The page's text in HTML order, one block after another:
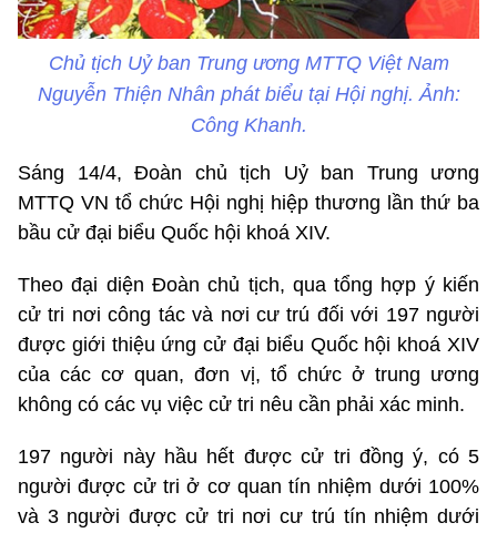
Chủ tịch Uỷ ban Trung ương MTTQ Việt Nam
Nguyễn Thiện Nhân phát biểu tại Hội nghị. Ảnh:
Công Khanh.
Sáng 14/4, Đoàn chủ tịch Uỷ ban Trung ương
MTTQ VN tổ chức Hội nghị hiệp thương lần thứ ba
bầu cử đại biểu Quốc hội khoá XIV.
Theo đại diện Đoàn chủ tịch, qua tổng hợp ý kiến
cử tri nơi công tác và nơi cư trú đối với 197 người
được giới thiệu ứng cử đại biểu Quốc hội khoá XIV
của các cơ quan, đơn vị, tổ chức ở trung ương
không có các vụ việc cử tri nêu cần phải xác minh.
197 người này hầu hết được cử tri đồng ý, có 5
người được cử tri ở cơ quan tín nhiệm dưới 100%
và 3 người được cử tri nơi cư trú tín nhiệm dưới